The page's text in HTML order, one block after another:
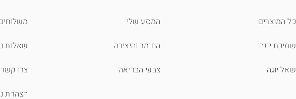
שאלות
צרו קשר
הצהרת
המסע שלי
החומר והיצירה
צבעי הבריאה
כל המוצרים
שמיכת יוגה
שאל יוגה